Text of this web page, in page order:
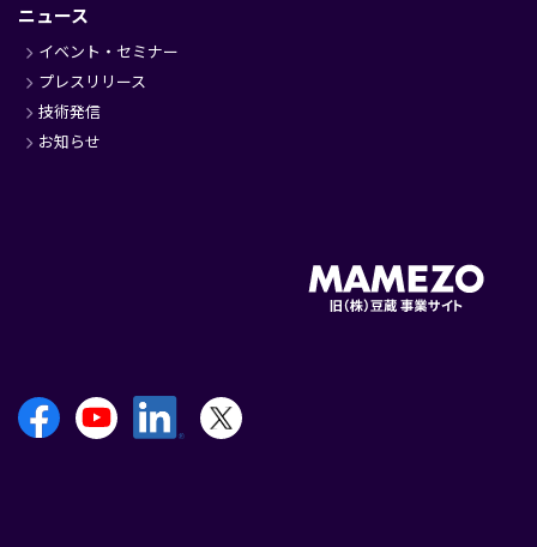
ニュース
イベント・セミナー
プレスリリース
技術発信
お知らせ